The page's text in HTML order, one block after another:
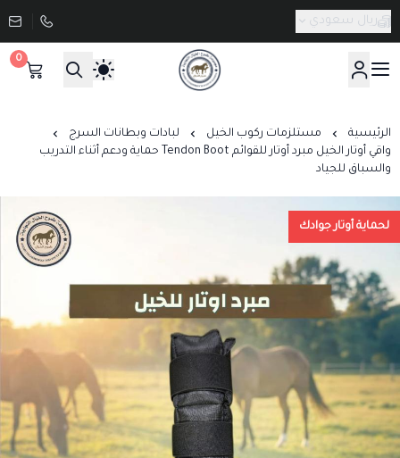
ريال سعودي
صيدلية طموح الخيال البيطرية
0
الرئيسية مستلزمات ركوب الخيل
لبادات وبطانات السرج
واقي أوتار الخيل مبرد أوتار للقوائم Tendon Boot حماية ودعم أثناء التدريب
والسباق للجياد
لحماية أوتار جوادك